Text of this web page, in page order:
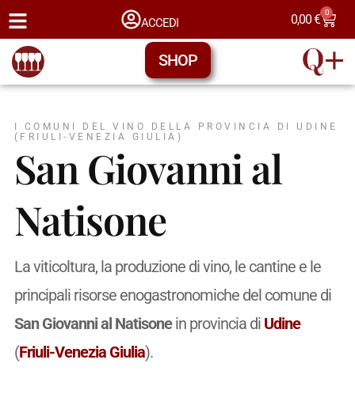
ACCEDI 0,00€ 0
SHOP
I COMUNI DEL VINO DELLA PROVINCIA DI UDINE
(FRIULI-VENEZIA GIULIA)
San Giovanni al
Natisone
La viticoltura, la produzione di vino, le cantine e le
principali risorse enogastronomiche del comune di
San Giovanni al Natisonein provincia di Udine
(Friuli-Venezia Giulia).